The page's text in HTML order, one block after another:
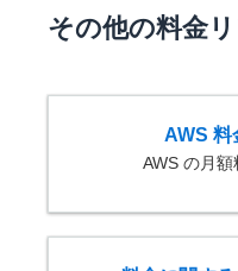
その他の料金
AWS 料
AWS の月